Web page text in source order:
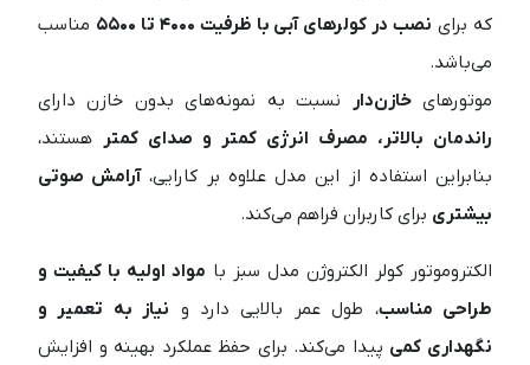
که برای نصب در کولرهای آبی با ظرفیت ۴۰۰۰ تا ۵۵۰۰
مناسب
می‌باشد.
موتورهایخازن‌دار
نسبت به نمونه‌های بدون خازن دارای
راندمان بالاتر، مصرف انرژی کمتر و صدای کمتر هستند،
بنابراین استفاده از این مدل علاوه بر کارایی،آرامش صوتی
بیشتری برای کاربران فراهم می‌کند.
الکتروموتور کولر الکتروژن مدل سبز با مواد اولیه با کیفیت و
طراحی مناسب، طول عمر بالایی دارد و نیاز به تعمیر و
نگهداری کمی پیدا می‌کند. برای حفظ عملکرد بهینه و افزایش